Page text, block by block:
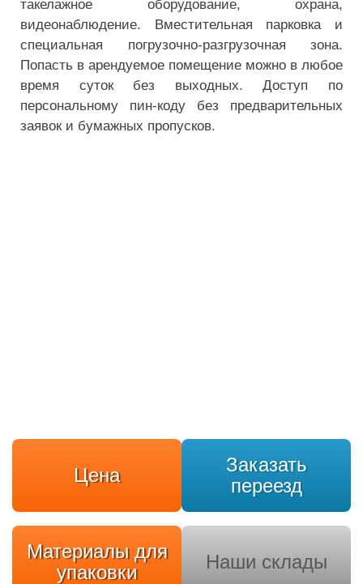
такелажное оборудование, охрана,
видеонаблюдение. Вместительная парковка и
специальная погрузочно-разгрузочная зона.
Попасть в арендуемое помещение можно в любое
время суток без выходных. Доступ по
персональному пин-коду без предварительных
заявок и бумажных пропусков.
Цена
Заказать
переезд
Материалы для
упаковки
Наши склады